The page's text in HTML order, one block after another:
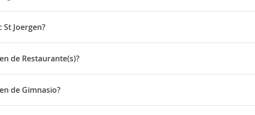
de la plaza del mercado Gustaf Adolf, a poca distancia a pie de famosas
el parque acuático Aq-va-kul, o ver deportes y disfrutar de un
minutos en coche del hotel.
Joergen?
en Stora Nygatan 35
de Restaurante(s)?
Restaurante(s)
de Gimnasio?
Gimnasio